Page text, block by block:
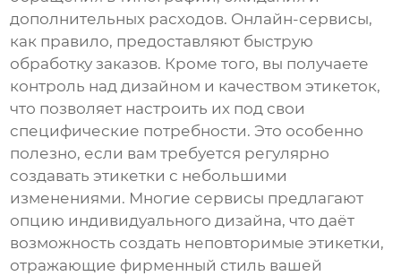
дополнительных расходов. Онлайн-сервисы,
как правило, предоставляют быструю
обработку заказов. Кроме того, вы получаете
контроль над дизайном и качеством этикеток,
что позволяет настроить их под свои
специфические потребности. Это особенно
полезно, если вам требуется регулярно
создавать этикетки с небольшими
изменениями. Многие сервисы предлагают
опцию индивидуального дизайна, что даёт
возможность создать неповторимые этикетки,
отражающие фирменный стиль вашей